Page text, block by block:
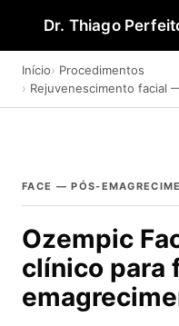
Dr. Thiago
Início
Procedimentos
Rejuvenescimento facial
FACE — PÓS-
Ozempic
clínico para